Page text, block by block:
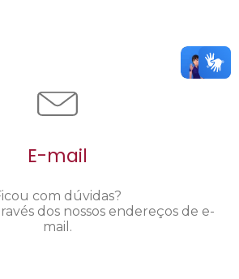
E-mail
com dúvidas?
dos nossos endereços de e-
mail.